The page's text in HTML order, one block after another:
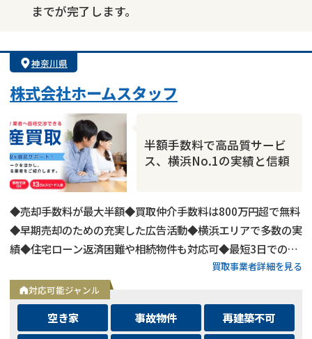
までが完了します。
神奈川県
株式会社ホームスタッフ
半額手数料で高品質サービ
ス、横浜No.1の実績と信頼
◆売却手数料が最大半額◆買取仲介手数料は800万円超で無料
◆早期売却のための充実した広告活動◆横浜エリアで多数の実
績◆住宅ローン返済困難や相続物件も対応可◆最短3日での売
却も可能◆プロフェッショナルによる徹底サポート買取事業者詳細を見る
対応可能ジャンル
空き家 事故物件 再建築不可